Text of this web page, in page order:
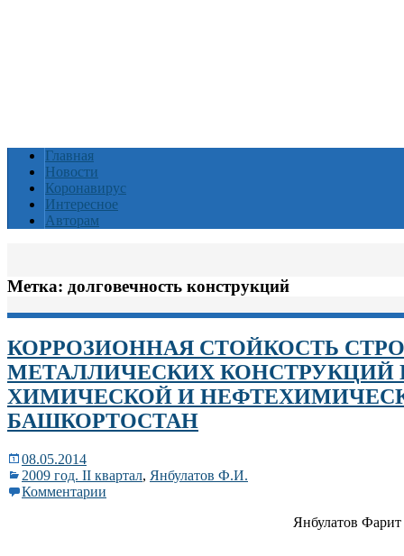
Главная
Новости
Коронавирус
Интересное
Авторам
Метка: долговечность конструкций
КОРРОЗИОННАЯ СТОЙКОСТЬ
МЕТАЛЛИЧЕСКИХ КОНСТРУКЦИЙ
ХИМИЧЕСКОЙ И
БАШКОРТОСТАН
08.05.2014
2009 год. II квартал, Янбулатов Ф.И.
Комментарии
Янбулатов